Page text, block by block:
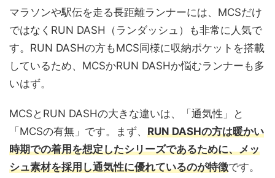
マラソンや駅伝を走る長距離ランナーには、MCSだけ
ではなくRUN DASH（ランダッシュ）も非常に人気で
す。RUN DASHの方もMCS同様に収納ポケットを搭載
しているため、MCSかRUN DASHか悩むランナーも多
いはず。
MCSとRUN DASHの大きな違いは、「通気性」と
「MCSの有無」です。まず、 RUN DASHの方は暖かい
時期での着用を想定したシリーズであるために、メッ
シュ素材を採用し通気性に優れているのが特徴です。